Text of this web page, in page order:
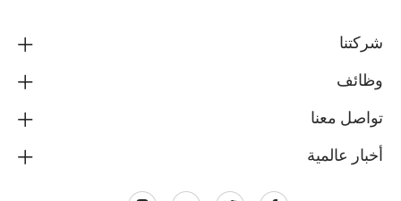
شركتنا
وظائف
تواصل معنا
أخبار عالمية